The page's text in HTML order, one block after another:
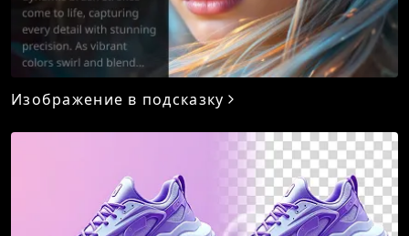
Изображение в подсказку